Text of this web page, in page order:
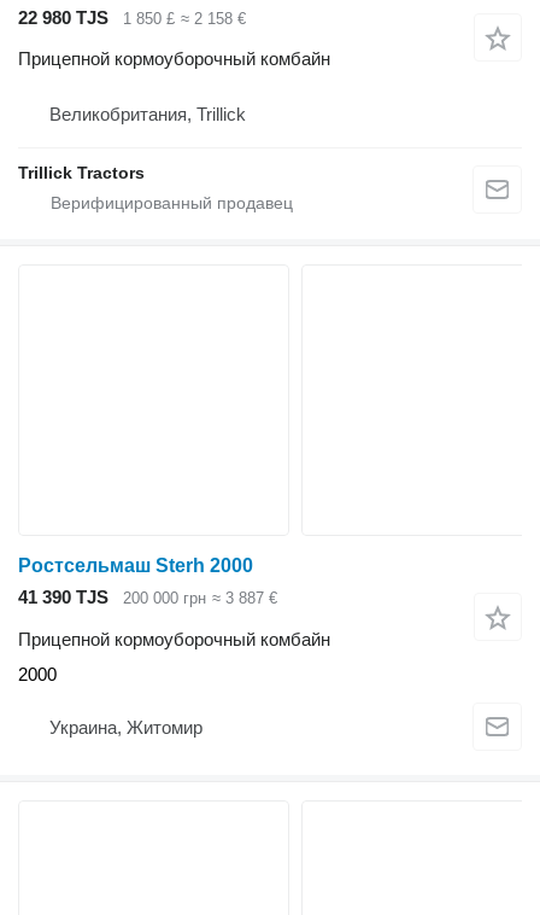
22 980 TJS 1 850 £ ≈ 2 158 €
Прицепной кормоуборочный комбайн
Великобритания, Trillick
Trillick Tractors
Ростсельмаш Sterh 2000
41 390 TJS
200 000 грн ≈ 3 887 €
Прицепной кормоуборочный комбайн
2000
Украина, Житомир